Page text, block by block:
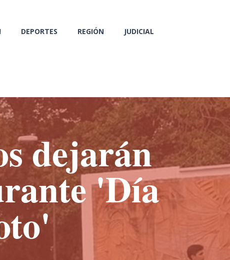
DEPORTES REGIÓN JUDICIAL
dejarán
'Día